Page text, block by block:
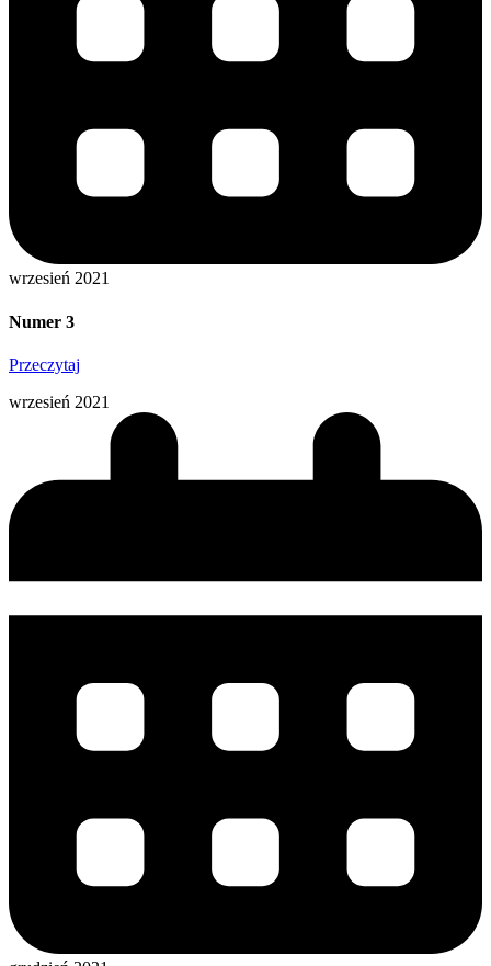
wrzesień 2021
Numer 3
Przeczytaj
wrzesień 2021